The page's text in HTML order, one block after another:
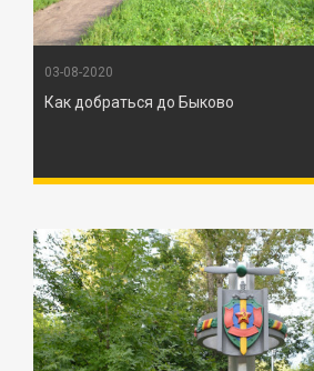
03-08-2020
Как добраться до Быково